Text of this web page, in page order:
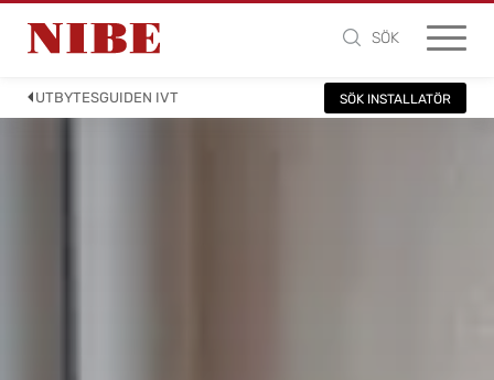
SÖK
UTBYTESGUIDEN IVT SÖK INSTALLATÖR